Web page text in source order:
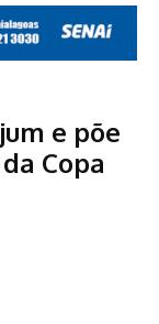
e põe
Copa